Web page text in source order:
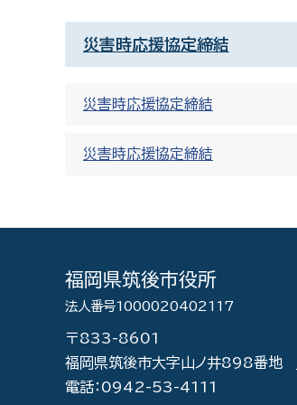
災害時応援協定締結
災害時応援協定締結
災害時応援協定締結
福岡県筑後市役所
法人番号1000020402117
〒833-8601
福岡県筑後市大字山ノ井898番地
電話：0942-53-4111